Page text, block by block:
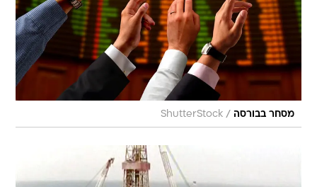
מסחר בבורסה /
ShutterStock